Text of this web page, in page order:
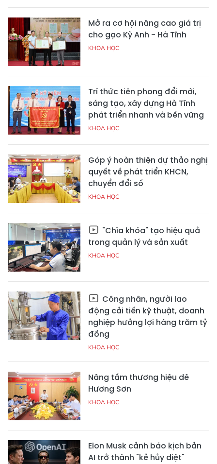
Mở ra cơ hội nâng cao giá trị
cho gạo Kỳ Anh - Hà Tĩnh
KHOA HỌC
Trí thức tiên phong đổi mới,
sáng tạo, xây dựng Hà Tĩnh
phát triển nhanh và bền vững
KHOA HỌC
Góp ý hoàn thiện dự thảo nghị
quyết về phát triển KHCN,
chuyển đổi số
KHOA HỌC
"Chìa khóa" tạo hiệu quả
trong quản lý và sản xuất
KHOA HỌC
Công nhân, người lao
động cải tiến kỹ thuật, doanh
nghiệp hưởng lợi hàng trăm tỷ
đồng
KHOA HỌC
Nâng tầm thương hiệu dê
Hương Sơn
KHOA HỌC
Elon Musk cảnh báo kịch bản
AI trở thành "kẻ hủy diệt"